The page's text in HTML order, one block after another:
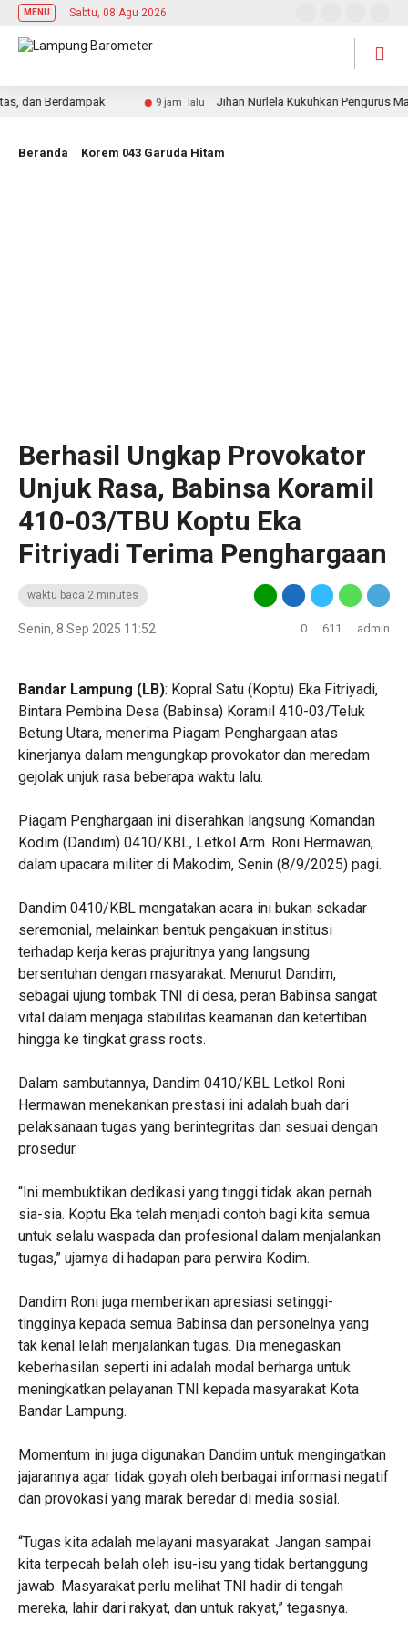
MENU Sabtu, 08 Agu 2026
Berdampak 9 jam lalu Jihan Nurlela Kukuhkan Pengurus
Beranda Korem 043 Garuda Hitam
‎Berhasil Ungkap Provokator
Unjuk Rasa, Babinsa Koramil
410-03/TBU Koptu Eka
Fitriyadi Terima Penghargaan
waktu baca 2 minutes
Senin, 8 Sep 2025 11:52 0 611 admin
Bandar Lampung (LB): Kopral Satu (Koptu) Eka Fitriyadi,
Bintara Pembina Desa (Babinsa) Koramil 410-03/Teluk
Betung Utara, menerima Piagam Penghargaan atas
kinerjanya dalam mengungkap provokator dan meredam
gejolak unjuk rasa beberapa waktu lalu.
‎Piagam Penghargaan ini diserahkan langsung Komandan
Kodim (Dandim) 0410/KBL, Letkol Arm. Roni Hermawan,
dalam upacara militer di Makodim, Senin (8/9/2025) pagi.
‎Dandim 0410/KBL mengatakan acara ini bukan sekadar
seremonial, melainkan bentuk pengakuan institusi
terhadap kerja keras prajuritnya yang langsung
bersentuhan dengan masyarakat. Menurut Dandim,
sebagai ujung tombak TNI di desa, peran Babinsa sangat
vital dalam menjaga stabilitas keamanan dan ketertiban
hingga ke tingkat grass roots.
‎Dalam sambutannya, Dandim 0410/KBL Letkol Roni
Hermawan menekankan prestasi ini adalah buah dari
pelaksanaan tugas yang berintegritas dan sesuai dengan
prosedur.
‎“Ini membuktikan dedikasi yang tinggi tidak akan pernah
sia-sia. Koptu Eka telah menjadi contoh bagi kita semua
untuk selalu waspada dan profesional dalam menjalankan
tugas,” ujarnya di hadapan para perwira Kodim.
‎Dandim Roni juga memberikan apresiasi setinggi-
tingginya kepada semua Babinsa dan personelnya yang
tak kenal lelah menjalankan tugas. Dia menegaskan
keberhasilan seperti ini adalah modal berharga untuk
meningkatkan pelayanan TNI kepada masyarakat Kota
Bandar Lampung.
‎Momentum ini juga digunakan Dandim untuk mengingatkan
jajarannya agar tidak goyah oleh berbagai informasi negatif
dan provokasi yang marak beredar di media sosial.
‎“Tugas kita adalah melayani masyarakat. Jangan sampai
kita terpecah belah oleh isu-isu yang tidak bertanggung
jawab. Masyarakat perlu melihat TNI hadir di tengah
mereka, lahir dari rakyat, dan untuk rakyat,” tegasnya.